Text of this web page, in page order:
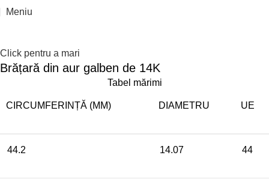
Meniu
Epuizat
Click pentru a mari
Brățară din aur galben de 14K
Tabel mărimi
CIRCUMFERINȚĂ (MM) DIAMETRU UE
44.2 14.07 44